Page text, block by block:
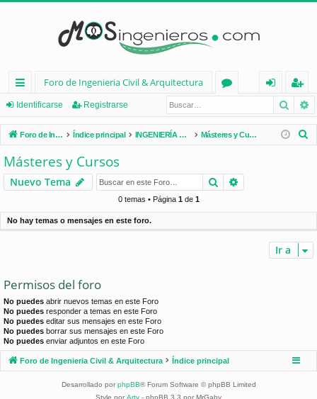
nl
ac
es
rá
pi
d
Foro de Ingenieria Civil & Arquitectura
os
nt
ifi
e
eg
ist
ra
Identificarse Registrarse
Foro de Ingenieria Civil & Arquitectura Índice principal INGENIERÍA CIVIL (España) Másteres y Cursos
r
Másteres y Cursos
Nuevo Tema Buscar
0 temas • Página 1de 1
No hay temas o mensajes en este foro.
Ir a
Permisos del foro
No puedes abrir nuevos temas en este Foro
No puedes responder a temas en este Foro
No puedes editar sus mensajes en este Foro
No puedes borrar sus mensajes en este Foro
No puedes enviar adjuntos en este Foro
Foro de Ingenieria Civil & Arquitectura Índice principal
Desarrollado por phpBB® Forum Software © phpBB Limited
Style por Arty - phpBB 3.3 por MrGaby